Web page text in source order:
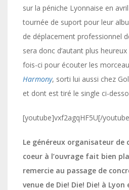
sur la péniche Lyonnaise en
tournée de suport pour leur
de déplacement professionnel
sera donc d’autant plus
fois-ci pour écouter les
Harmony, sorti lui aussi chez
et dont est tiré le single ci-
[youtube]vxf2agqHF5U[/
Le généreux organisateur de
coeur à l’ouvrage fait bien
remercie au passage de
venue de Die! Die! Die! à Lyon